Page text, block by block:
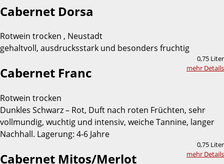
Cabernet Dorsa
Rotwein trocken , Neustadt
gehaltvoll, ausdrucksstark und besonders fruchtig
0,75 Liter
mehr Details
Cabernet Franc
Rotwein trocken
Dunkles Schwarz – Rot, Duft nach roten Früchten, sehr
vollmundig, wuchtig und intensiv, weiche Tannine, langer
Nachhall. Lagerung: 4-6 Jahre
0,75 Liter
mehr Details
Cabernet Mitos/Merlot